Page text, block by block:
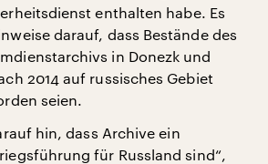
enthalten habe. Es
darauf, dass Bestände des
in Donezk und
2014 auf russisches Gebiet
seien.
hin, dass Archive ein
für Russland sind“,